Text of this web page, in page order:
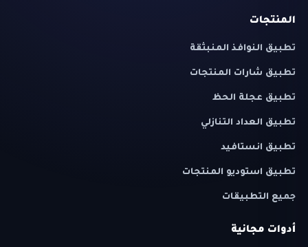
المنتجات
تطبيق النوافذ المنبثقة
تطبيق شارات المنتجات
تطبيق عجلة الحظ
تطبيق العداد التنازلي
تطبيق انستافيد
تطبيق استوديو المنتجات
جميع التطبيقات
أدوات مجانية